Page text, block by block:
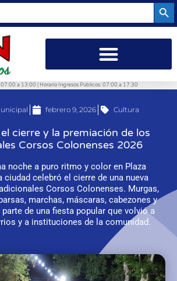
a 13:00 | Horario Ingresos Públicos: 07:00 a 17:30
febrero 9, 2026 Cultura
cierre y la premiación de los
Corsos Colonenses 2026
noche a puro ritmo y color en Plaza
ciudad celebró el cierre de una nueva
Corsos Colonenses. Murgas,
marchas, máscaras, cabezones y
de una fiesta popular que volvió a
y a instituciones de la comunidad.